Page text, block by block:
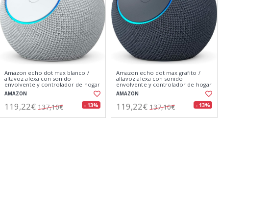
Amazon echo dot max blanco /
altavoz alexa con sonido
envolvente y controlador de hogar
digital integrado
AMAZON
119,22€ 137,10€ - 13%
Amazon echo dot max grafito /
altavoz alexa con sonido
envolvente y controlador de hogar
digital integrado
AMAZON
119,22€ 137,10€ - 13%